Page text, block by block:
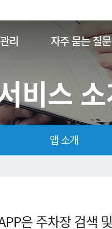
리 자주 묻는 질문
비스
앱 소개
은 주차장 검색